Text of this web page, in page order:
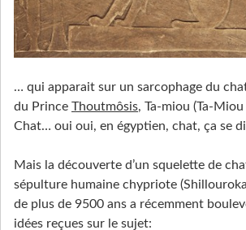
… qui apparait sur un sarcophage du
du Prince Thoutmôsis, Ta-miou (Ta-
Chat… oui oui, en égyptien, chat, ça se
Mais la découverte d’un squelette de
sépulture humaine chypriote
de plus de 9500 ans a récemment
idées reçues sur le sujet: